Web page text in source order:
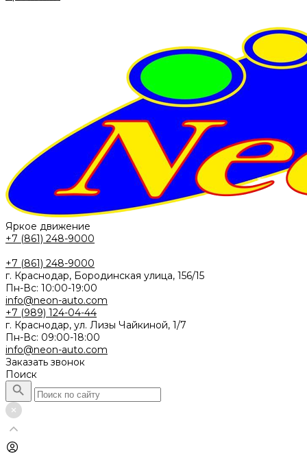
Яркое движение
+7 (861) 248-9000
+7 (861) 248-9000
г. Краснодар, Бородинская улица, 156/15
Пн-Вс: 10:00-19:00
info@neon-auto.com
+7 (989) 124-04-44
г. Краснодар, ул. Лизы Чайкиной, 1/7
Пн-Вс: 09:00-18:00
info@neon-auto.com
Заказать звонок
Поиск